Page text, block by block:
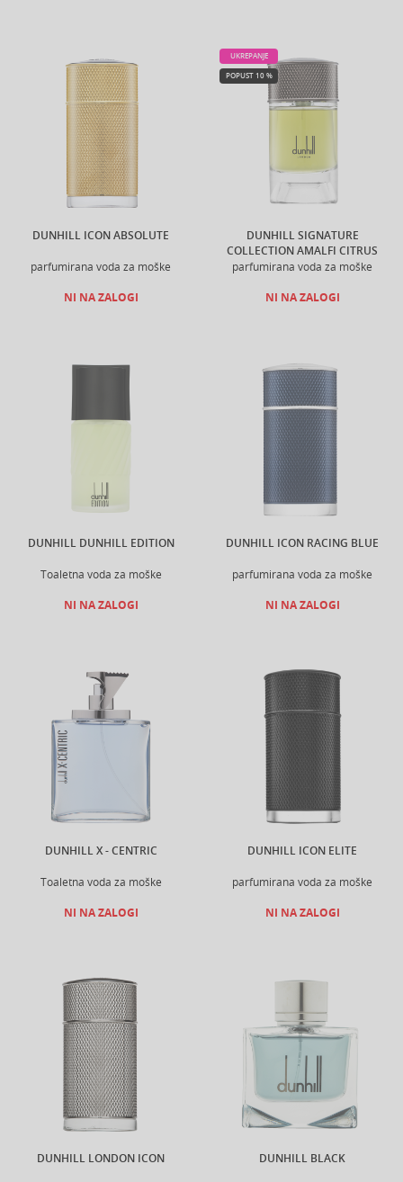
DUNHILL ICON ABSOLUTE
parfumirana voda za moške
NI NA ZALOGI
DUNHILL SIGNATURE
COLLECTION AMALFI CITRUS
parfumirana voda za moške
UKREPANJE
POPUST 10 %
NI NA ZALOGI
DUNHILL DUNHILL EDITION
Toaletna voda za moške
NI NA ZALOGI
DUNHILL ICON RACING BLUE
parfumirana voda za moške
NI NA ZALOGI
DUNHILL X - CENTRIC
Toaletna voda za moške
NI NA ZALOGI
DUNHILL ICON ELITE
parfumirana voda za moške
NI NA ZALOGI
DUNHILL LONDON ICON DUNHILL BLACK